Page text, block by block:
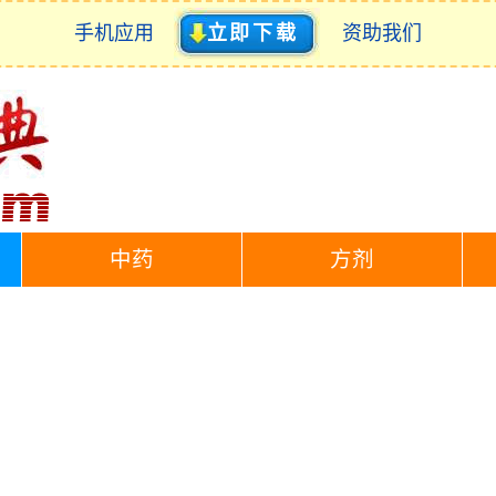
手机应用 立即下载 资助我们
中药 方剂